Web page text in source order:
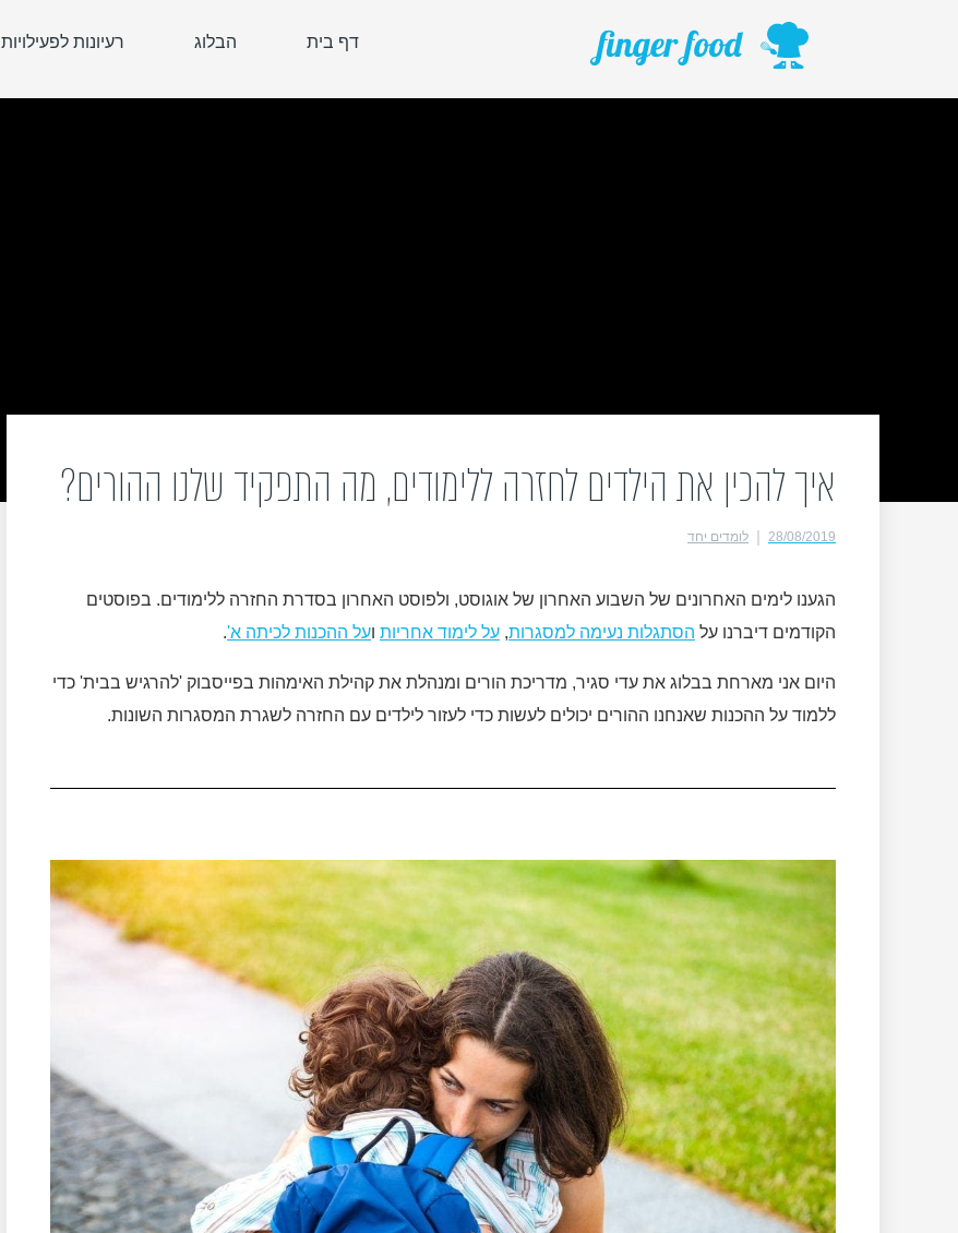
דף בית הבלוג רעיונות לפעילויות
איך להכין את הילדים לחזרה ללימודים, מה התפקיד שלנו ההורים?
28/08/2019 לומדים יחד
הגענו לימים האחרונים של השבוע האחרון של אוגוסט, ולפוסט האחרון בסדרת החזרה ללימודים. בפוסטים
הקודמים דיברנו על הסתגלות נעימה למסגרות, על לימוד אחריות ועל ההכנות לכיתה א'.
היום אני מארחת בבלוג את עדי סגיר, מדריכת הורים ומנהלת את קהילת האימהות בפייסבוק 'להרגיש בבית' כדי
ללמוד על ההכנות שאנחנו ההורים יכולים לעשות כדי לעזור לילדים עם החזרה לשגרת המסגרות השונות.